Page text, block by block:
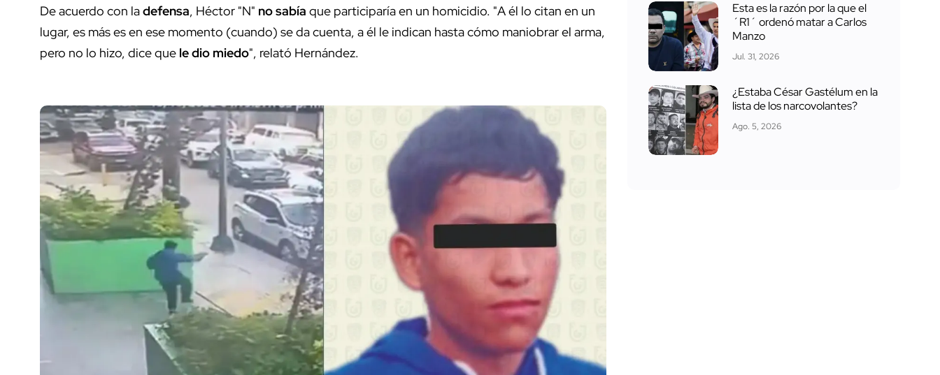
De acuerdo con ladefensa, Héctor "N" no sabía que participaría en un homicidio. "A él lo citan en un
lugar, es más es en ese momento (cuando) se da cuenta, a él le indican hasta cómo maniobrar el arma,
pero no lo hizo, dice que le dio miedo", relató Hernández.
Esta es la razón por la que el
´R1´ ordenó matar a Carlos
Manzo
Jul. 31, 2026
¿Estaba César Gastélum en la
lista de los narcovolantes?
Ago. 5, 2026